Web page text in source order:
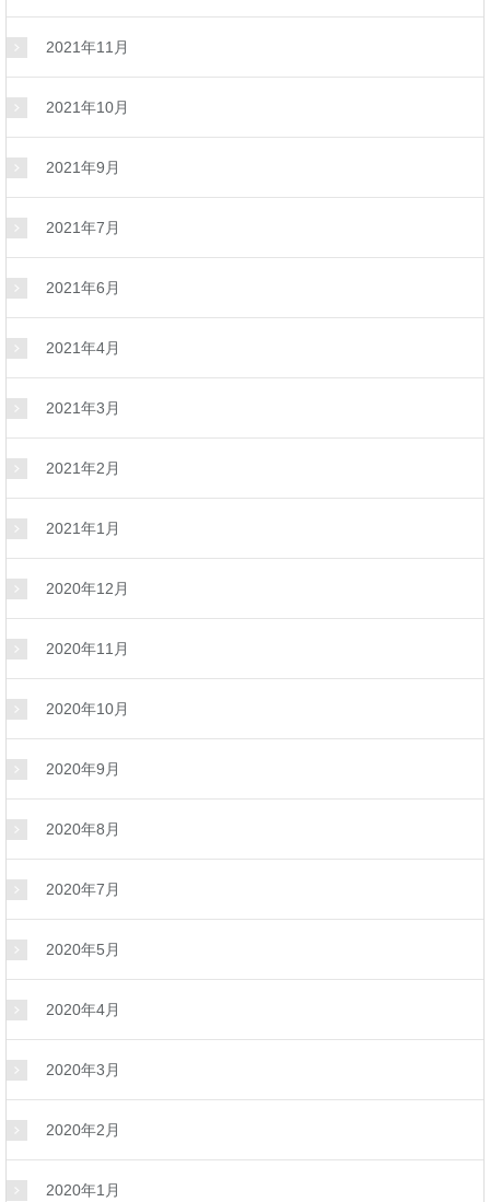
2021年11月
2021年10月
2021年9月
2021年7月
2021年6月
2021年4月
2021年3月
2021年2月
2021年1月
2020年12月
2020年11月
2020年10月
2020年9月
2020年8月
2020年7月
2020年5月
2020年4月
2020年3月
2020年2月
2020年1月